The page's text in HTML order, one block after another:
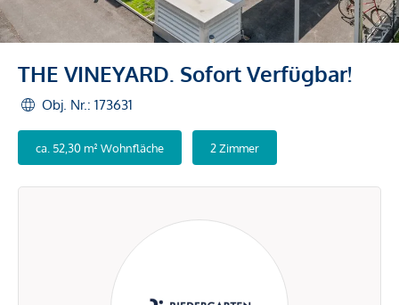
THE VINEYARD. Sofort Verfügbar!
Obj. Nr.: 173631
ca. 52,30 m² Wohnfläche 2 Zimmer